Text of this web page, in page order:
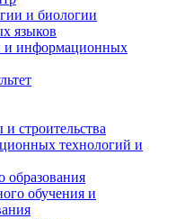
и биологии
языков
и информационных
строительства
технологий и
образования
обучения и